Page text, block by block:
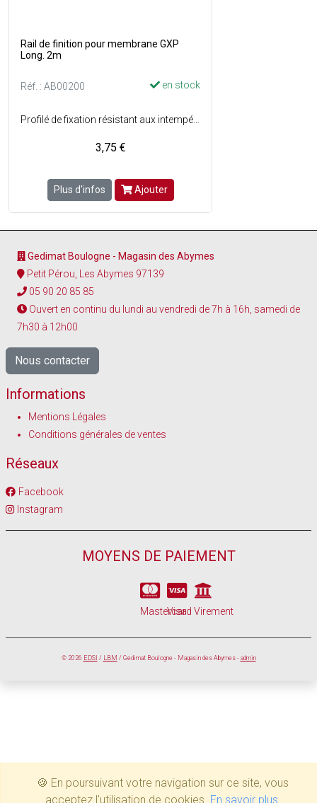
Rail de finition pour membrane GXP
Long. 2m
Réf. : AB00200 en stock
3,75 €
Plus d'infos Ajouter
Gedimat Boulogne - Magasin des Abymes
Petit Pérou, Les Abymes 97139
05 90 20 85 85
Ouvert en continu du lundi au vendredi de 7h à 16h, samedi de
7h30 à 12h00
Nous contacter
Informations
Mentions Légales
Conditions générales de ventes
Réseaux
Facebook
Instagram
MOYENS DE PAIEMENT
Mastercard
Visa Virement
© 2026 EDSI / LBM / Gedimat Boulogne - Magasin des Abymes - admin
🍪 En poursuivant votre navigation sur ce site, vous
acceptez l'utilisation de cookies. En savoir plus